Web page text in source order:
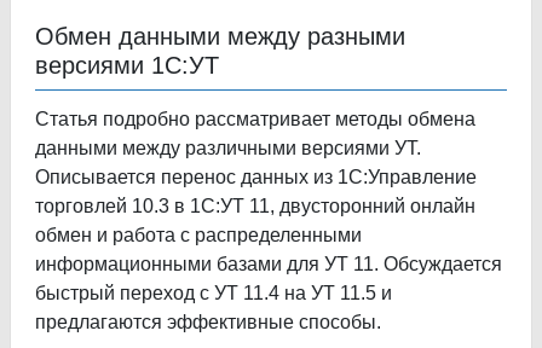
Обмен данными между разными
версиями 1С:УТ
Статья подробно рассматривает методы обмена
данными между различными версиями УТ.
Описывается перенос данных из 1С:Управление
торговлей 10.3 в 1С:УТ 11, двусторонний онлайн
обмен и работа с распределенными
информационными базами для УТ 11. Обсуждается
быстрый переход с УТ 11.4 на УТ 11.5 и
предлагаются эффективные способы.